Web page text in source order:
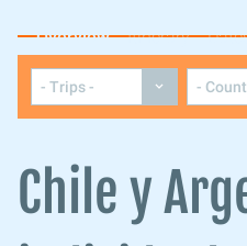
Overview Itinerary
Chile y